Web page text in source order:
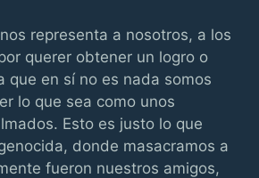
representa a nosotros, a los
querer obtener un logro o
que en sí no es nada somos
lo que sea como unos
Esto es justo lo que
donde masacramos a
fueron nuestros amigos,